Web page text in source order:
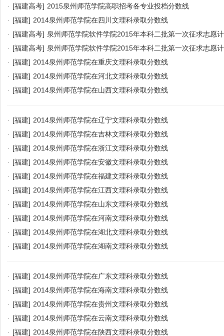
· [福建高考] 2015泉州师范学院高职招考各专业投档分数线
· [福建] 2014泉州师范学院在四川文理科录取分数线
· [福建高考] 泉州师范学院软件学院2015年本科二批第一次征求志愿
· [福建高考] 泉州师范学院软件学院2015年本科二批第一次征求志愿
· [福建] 2014泉州师范学院在重庆文理科录取分数线
· [福建] 2014泉州师范学院在河北文理科录取分数线
· [福建] 2014泉州师范学院在山西文理科录取分数线
· [福建] 2014泉州师范学院在辽宁文理科录取分数线
· [福建] 2014泉州师范学院在吉林文理科录取分数线
· [福建] 2014泉州师范学院在浙江文理科录取分数线
· [福建] 2014泉州师范学院在安徽文理科录取分数线
· [福建] 2014泉州师范学院在福建文理科录取分数线
· [福建] 2014泉州师范学院在江西文理科录取分数线
· [福建] 2014泉州师范学院在山东文理科录取分数线
· [福建] 2014泉州师范学院在河南文理科录取分数线
· [福建] 2014泉州师范学院在湖北文理科录取分数线
· [福建] 2014泉州师范学院在湖南文理科录取分数线
· [福建] 2014泉州师范学院在广东文理科录取分数线
· [福建] 2014泉州师范学院在海南文理科录取分数线
· [福建] 2014泉州师范学院在贵州文理科录取分数线
· [福建] 2014泉州师范学院在云南文理科录取分数线
· [福建] 2014泉州师范学院在陕西文理科录取分数线